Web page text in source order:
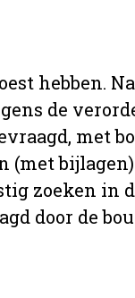
hebben.
de
met
(met
zoeken in
door de